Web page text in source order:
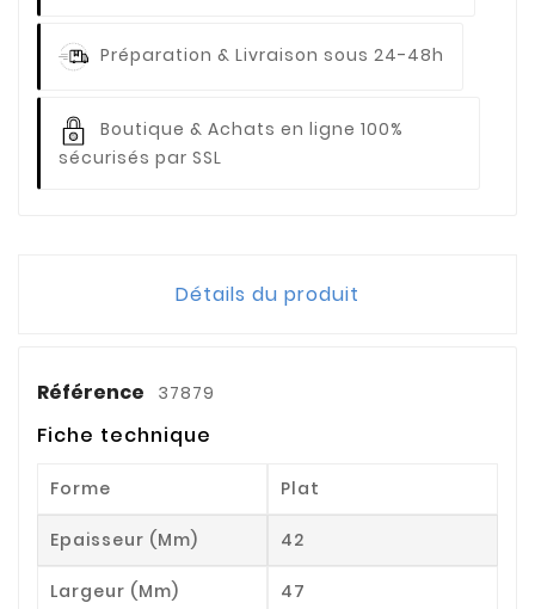
Préparation & Livraison sous 24-48h
Boutique & Achats en ligne 100%
sécurisés par SSL
Détails du produit
Référence 37879
Fiche technique
Forme Plat
Epaisseur (mm) 42
Largeur (mm) 47